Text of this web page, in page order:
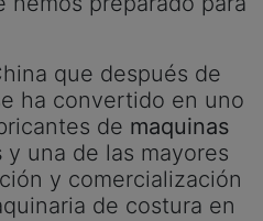
que después de
ha convertido en uno
de maquinas
y una de las mayores
y comercialización
de costura en